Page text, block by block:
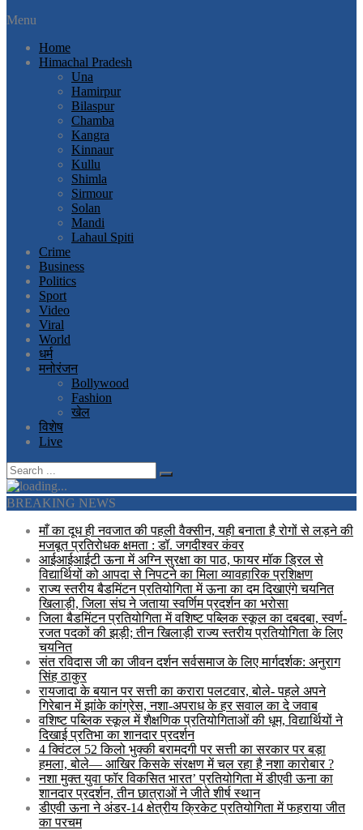
Menu
Home
Himachal Pradesh
Una
Hamirpur
Bilaspur
Chamba
Kangra
Kinnaur
Kullu
Shimla
Sirmour
Solan
Mandi
Lahaul Spiti
Crime
Business
Politics
Sport
Video
Viral
World
धर्म
मनोरंजन
Bollywood
Fashion
खेल
विशेष
Live
BREAKING NEWS
माँ का दूध ही नवजात की पहली वैक्सीन, यही बनाता है रोगों से लड़ने की
मजबूत प्रतिरोधक क्षमता : डॉ. जगदीश्वर कंवर
आईआईआईटी ऊना में अग्नि सुरक्षा का पाठ, फायर मॉक ड्रिल से
विद्यार्थियों को आपदा से निपटने का मिला व्यावहारिक प्रशिक्षण
राज्य स्तरीय बैडमिंटन प्रतियोगिता में ऊना का दम दिखाएंगे चयनित
खिलाड़ी, जिला संघ ने जताया स्वर्णिम प्रदर्शन का भरोसा
जिला बैडमिंटन प्रतियोगिता में वशिष्ट पब्लिक स्कूल का दबदबा, स्वर्ण-
रजत पदकों की झड़ी; तीन खिलाड़ी राज्य स्तरीय प्रतियोगिता के लिए
चयनित
संत रविदास जी का जीवन दर्शन सर्वसमाज के लिए मार्गदर्शक: अनुराग
सिंह ठाकुर
रायजादा के बयान पर सत्ती का करारा पलटवार, बोले- पहले अपने
गिरेबान में झांके कांग्रेस, नशा-अपराध के हर सवाल का दे जवाब
वशिष्ट पब्लिक स्कूल में शैक्षणिक प्रतियोगिताओं की धूम, विद्यार्थियों ने
दिखाई प्रतिभा का शानदार प्रदर्शन
4 क्विंटल 52 किलो भुक्की बरामदगी पर सत्ती का सरकार पर बड़ा
हमला, बोले— आखिर किसके संरक्षण में चल रहा है नशा कारोबार ?
नशा मुक्त युवा फॉर विकसित भारत’ प्रतियोगिता में डीएवी ऊना का
शानदार प्रदर्शन, तीन छात्राओं ने जीते शीर्ष स्थान
डीएवी ऊना ने अंडर-14 क्षेत्रीय क्रिकेट प्रतियोगिता में फहराया जीत
का परचम